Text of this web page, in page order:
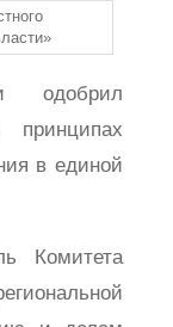
одобрил
в единой
Комитета